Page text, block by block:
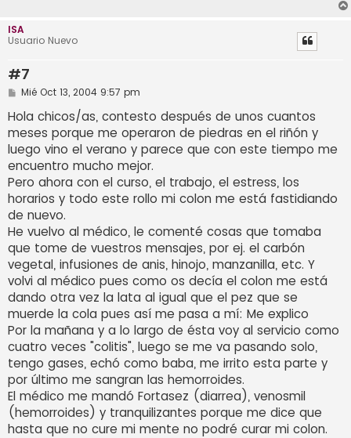
ISA
Usuario Nuevo
#7
M
n
s
a
j
e
Mié Oct 13, 2004 9:57 pm
Hola chicos/as, contesto después de unos cuantos
meses porque me operaron de piedras en el riñón y
luego vino el verano y parece que con este tiempo me
encuentro mucho mejor.
Pero ahora con el curso, el trabajo, el estress, los
horarios y todo este rollo mi colon me está fastidiando
de nuevo.
He vuelvo al médico, le comenté cosas que tomaba
que tome de vuestros mensajes, por ej. el carbón
vegetal, infusiones de anis, hinojo, manzanilla, etc. Y
volvi al médico pues como os decía el colon me está
dando otra vez la lata al igual que el pez que se
muerde la cola pues así me pasa a mí: Me explico
Por la mañana y a lo largo de ésta voy al servicio como
cuatro veces "colitis", luego se me va pasando solo,
tengo gases, echó como baba, me irrito esta parte y
por último me sangran las hemorroides.
El médico me mandó Fortasez (diarrea), venosmil
(hemorroides) y tranquilizantes porque me dice que
hasta que no cure mi mente no podré curar mi colon.